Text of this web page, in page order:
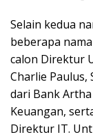
Selain kedua
beberapa
calon Direktur
Charlie Paulus,
dari Bank
Keuangan,
Direktur IT.